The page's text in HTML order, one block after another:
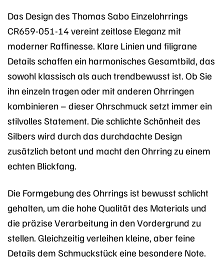
Das Design des Thomas Sabo Einzelohrrings
CR659-051-14 vereint zeitlose Eleganz mit
moderner Raffinesse. Klare Linien und filigrane
Details schaffen ein harmonisches Gesamtbild, das
sowohl klassisch als auch trendbewusst ist. Ob Sie
ihn einzeln tragen oder mit anderen Ohrringen
kombinieren – dieser Ohrschmuck setzt immer ein
stilvolles Statement. Die schlichte Schönheit des
Silbers wird durch das durchdachte Design
zusätzlich betont und macht den Ohrring zu einem
echten Blickfang.
Die Formgebung des Ohrrings ist bewusst schlicht
gehalten, um die hohe Qualität des Materials und
die präzise Verarbeitung in den Vordergrund zu
stellen. Gleichzeitig verleihen kleine, aber feine
Details dem Schmuckstück eine besondere Note.